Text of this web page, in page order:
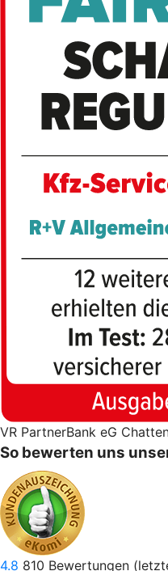
VR PartnerBank eG
So bewerten uns
4.8 810 Bewertungen